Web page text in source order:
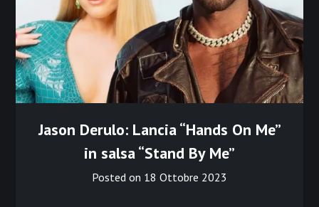
Jason Derulo: Lancia “Hands On Me”
in salsa “Stand By Me”
Posted on 18 Ottobre 2023